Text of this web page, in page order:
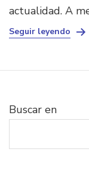
actualidad. A
Seguir leyendo
Buscar en